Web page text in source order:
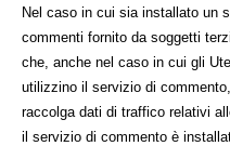
Nel caso in cui sia installato un
commenti fornito da soggetti
che, anche nel caso in cui gli
utilizzino il servizio di
raccolga dati di traffico relativi
il servizio di commento è